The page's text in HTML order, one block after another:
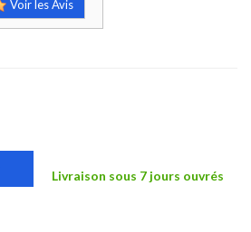
Voir les Avis
Livraison sous 7 jours ouvrés